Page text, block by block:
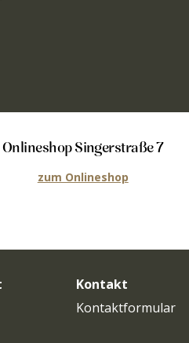
Onlineshop Singerstraße 7
zum Onlineshop
Kontakt
Kontaktformular